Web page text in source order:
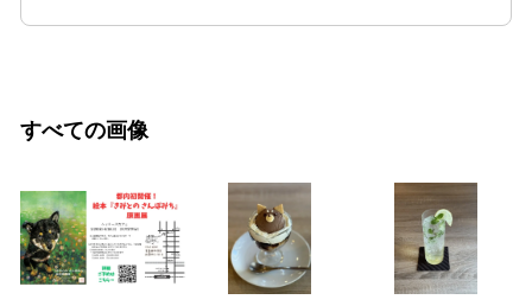
すべての画像